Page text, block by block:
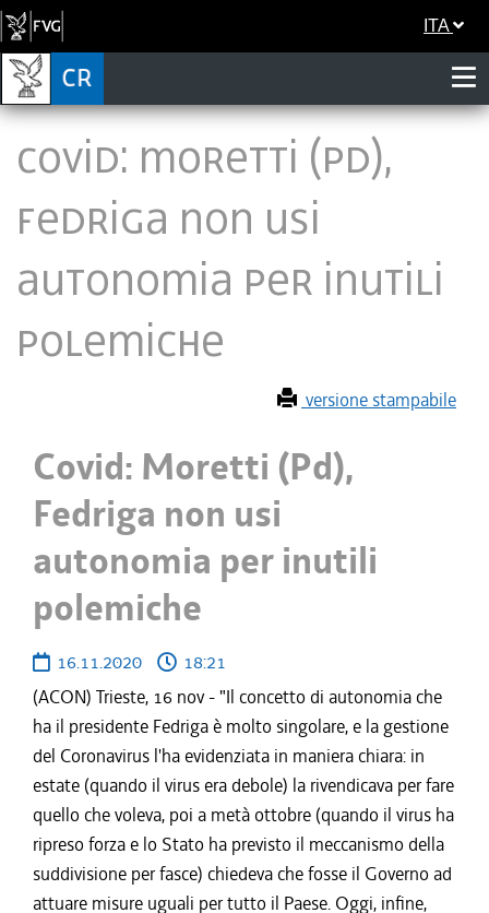
ITA
Covid: Moretti (Pd),
Fedriga non usi
autonomia per inutili
polemiche
versione stampabile
Covid: Moretti (Pd),
Fedriga non usi
autonomia per inutili
polemiche
16.11.2020
18:21
(ACON) Trieste, 16 nov - "Il concetto di autonomia che
ha il presidente Fedriga è molto singolare, e la gestione
del Coronavirus l'ha evidenziata in maniera chiara: in
estate (quando il virus era debole) la rivendicava per fare
quello che voleva, poi a metà ottobre (quando il virus ha
ripreso forza e lo Stato ha previsto il meccanismo della
suddivisione per fasce) chiedeva che fosse il Governo ad
attuare misure uguali per tutto il Paese. Oggi, infine,